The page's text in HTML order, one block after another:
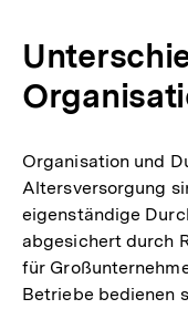
Organisation und
Altersversorgung
eigenständige
abgesichert durch
für
Betriebe bedienen